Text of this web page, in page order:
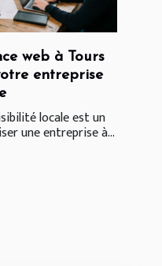
web à Tours
entreprise
locale est un
une entreprise à...